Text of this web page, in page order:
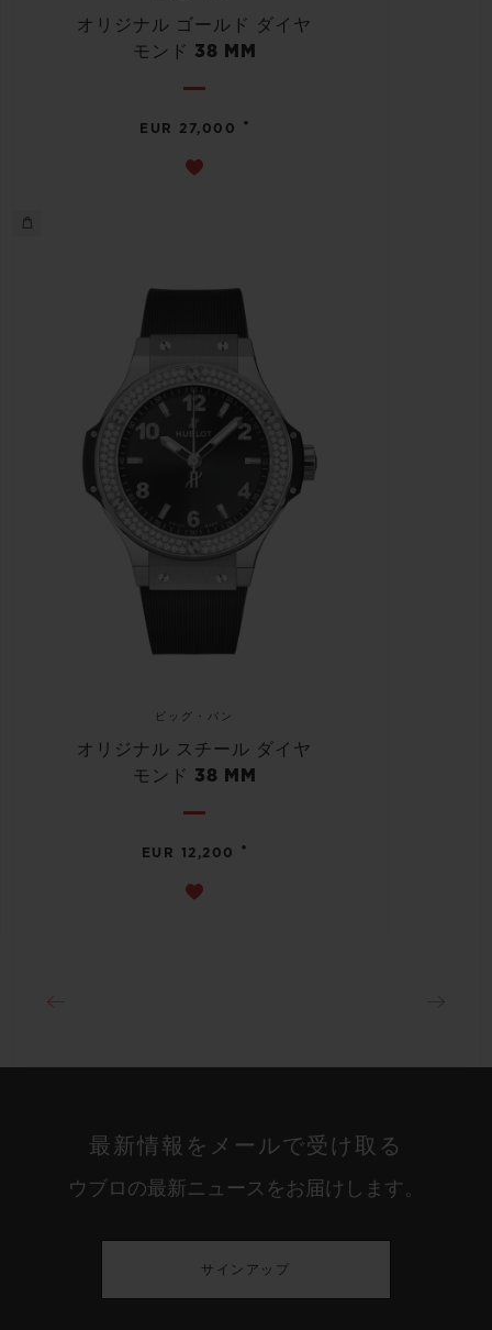
オリジナル ゴールド ダイヤ
モンド 38 MM
EUR 27,000 •
ビッグ・バン
オリジナル スチール ダイヤ
モンド 38 MM
EUR 12,200 •
最新情報をメールで受け取る
ウブロの最新ニュースをお届けします。
サインアップ